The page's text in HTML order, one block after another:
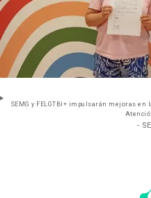
SEMG y FELGTBI+ impulsarán mejoras
-